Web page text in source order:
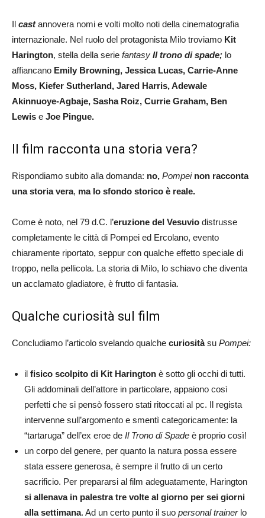
Il castannovera nomi e volti molto noti della cinematografia
internazionale. Nel ruolo del protagonista Milo troviamo Kit
Harington, stella della serie fantasy Il trono di spade; lo
affiancano Emily Browning, Jessica Lucas, Carrie-Anne
Moss, Kiefer Sutherland, Jared Harris, Adewale
Akinnuoye-Agbaje, Sasha Roiz, Currie Graham, Ben
Lewis e Joe Pingue.
Il film racconta una storia vera?
Rispondiamo subito alla domanda: no, Pompei non racconta
una storia vera, ma lo sfondo storico è reale.
Come è noto, nel 79 d.C. l’eruzione del Vesuvio distrusse
completamente le città di Pompei ed Ercolano, evento
chiaramente riportato, seppur con qualche effetto speciale di
troppo, nella pellicola. La storia di Milo, lo schiavo che diventa
un acclamato gladiatore, è frutto di fantasia.
Qualche curiosità sul film
Concludiamo l’articolo svelando qualche curiositàsu Pompei:
il fisico scolpito di Kit Harington è sotto gli occhi di tutti.
Gli addominali dell’attore in particolare, appaiono così
perfetti che si pensò fossero stati ritoccati al pc. Il regista
intervenne sull’argomento e smentì categoricamente: la
“tartaruga” dell’ex eroe de Il Trono di Spade è proprio così!
un corpo del genere, per quanto la natura possa essere
stata essere generosa, è sempre il frutto di un certo
sacrificio. Per prepararsi al film adeguatamente, Harington
si allenava in palestra tre volte al giorno per sei giorni
alla settimana. Ad un certo punto il suo personal trainerlo